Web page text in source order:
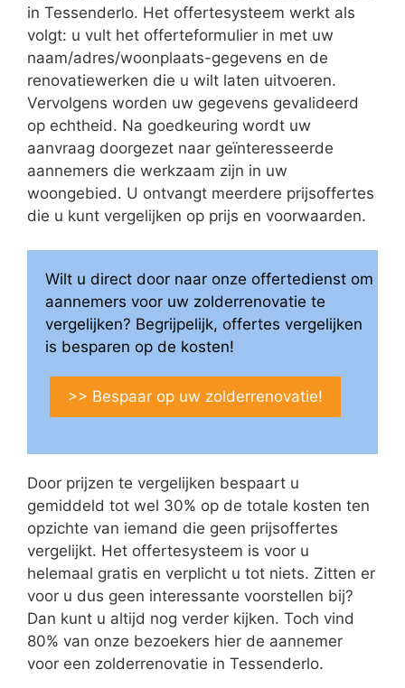
in Tessenderlo. Het offertesysteem werkt als
volgt: u vult het offerteformulier in met uw
naam/adres/woonplaats-gegevens en de
renovatiewerken die u wilt laten uitvoeren.
Vervolgens worden uw gegevens gevalideerd
op echtheid. Na goedkeuring wordt uw
aanvraag doorgezet naar geïnteresseerde
aannemers die werkzaam zijn in uw
woongebied. U ontvangt meerdere prijsoffertes
die u kunt vergelijken op prijs en voorwaarden.
Wilt u direct door naar onze offertedienst om
aannemers voor uw zolderrenovatie te
vergelijken? Begrijpelijk, offertes vergelijken
is besparen op de kosten!
>> Bespaar op uw zolderrenovatie!
Door prijzen te vergelijken bespaart u
gemiddeld tot wel 30% op de totale kosten ten
opzichte van iemand die geen prijsoffertes
vergelijkt. Het offertesysteem is voor u
helemaal gratis en verplicht u tot niets. Zitten er
voor u dus geen interessante voorstellen bij?
Dan kunt u altijd nog verder kijken. Toch vind
80% van onze bezoekers hier de aannemer
voor een zolderrenovatie in Tessenderlo.